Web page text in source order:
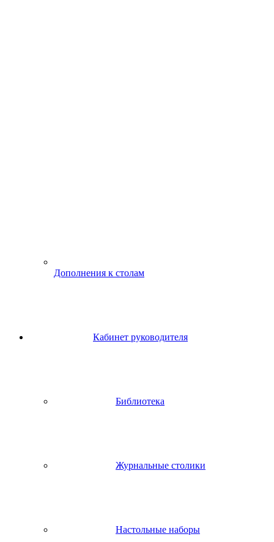
Дополнения к столам
Кабинет руководителя
Библиотека
Журнальные столики
Настольные наборы